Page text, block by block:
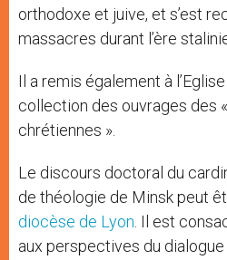
orthodoxe et juive, et s’est
massacres durant l’ère
Il a remis également à
collection des ouvrages des
chrétiennes ».
Le discours doctoral du
de théologie de Minsk peut
diocèse de Lyon . Il est
aux perspectives du